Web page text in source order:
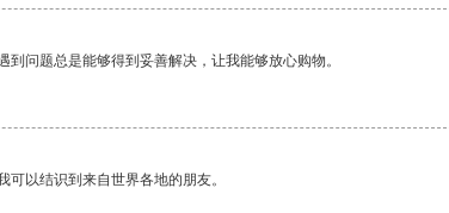
问题总是能够得到妥善解决，让我能够放心购物。
以结识到来自世界各地的朋友。